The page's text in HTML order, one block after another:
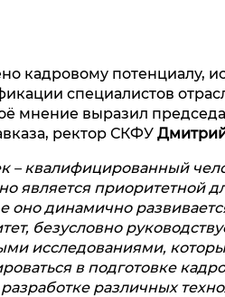
кадровому потенциалу,
специалистов
мнение выразил
ректор СКФУ
– квалифицированный
является приоритетной
оно динамично
безусловно
исследованиями,
в подготовке
различных